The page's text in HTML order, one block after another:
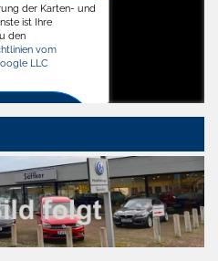
Oldendorf
der Karten- und
ist Ihre
den
vom
LLC